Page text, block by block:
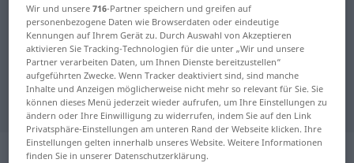
Kroatisch-Deutsch Wörterbuch bademnjak
Kroatisch-Deutsch Übersetzung für
"bademnjak"
"bademnjak" Deutsch Übersetzung
„bademnjak“
Wir und unsere716-Partner speichern und greifen auf
personenbezogene Daten wie Browserdaten oder eindeutige
Kennungen auf Ihrem Gerät zu. Durch Auswahl von Akzeptieren
aktivieren Sie Tracking-Technologien für die unter „Wir und unsere
Partner verarbeiten Daten, um Ihnen Dienste bereitzustellen“
aufgeführten Zwecke. Wenn Tracker deaktiviert sind, sind manche
Inhalte und Anzeigen möglicherweise nicht mehr so relevant für Sie. Sie
können dieses Menü jederzeit wieder aufrufen, um Ihre Einstellungen zu
ändern oder Ihre Einwilligung zu widerrufen, indem Sie auf den Link
Privatsphäre-Einstellungen am unteren Rand der Webseite klicken. Ihre
Einstellungen gelten innerhalb unseres Website. Weitere Informationen
finden Sie in unserer Datenschutzerklärung.